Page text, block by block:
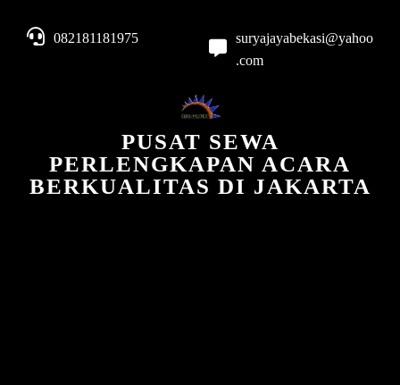
082181181975
suryajayabekasi@yahoo
.com
PUSAT SEWA
PERLENGKAPAN ACARA
BERKUALITAS DI JAKARTA